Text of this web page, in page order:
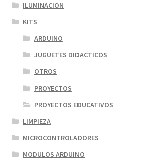
ILUMINACION
KITS
ARDUINO
JUGUETES DIDACTICOS
OTROS
PROYECTOS
PROYECTOS EDUCATIVOS
LIMPIEZA
MICROCONTROLADORES
MODULOS ARDUINO